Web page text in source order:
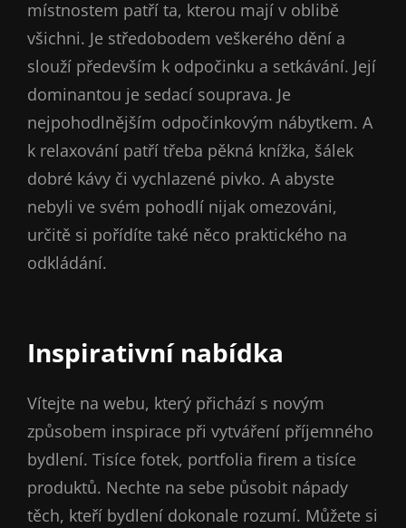
místnostem patří ta, kterou mají v oblibě
všichni. Je středobodem veškerého dění a
slouží především k odpočinku a setkávání. Její
dominantou je sedací souprava. Je
nejpohodlnějším odpočinkovým nábytkem. A
k relaxování patří třeba pěkná knížka, šálek
dobré kávy či vychlazené pivko. A abyste
nebyli ve svém pohodlí nijak omezováni,
určitě si pořídíte také něco praktického na
odkládání.
Inspirativní nabídka
Vítejte na webu, který přichází s novým
způsobem inspirace při vytváření příjemného
bydlení. Tisíce fotek, portfolia firem a tisíce
produktů. Nechte na sebe působit nápady
těch, kteří bydlení dokonale rozumí. Můžete si